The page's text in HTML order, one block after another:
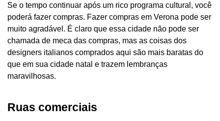
Se o tempo continuar após um rico programa cultural, você
poderá fazer compras. Fazer compras em Verona pode ser
muito agradável. É claro que essa cidade não pode ser
chamada de meca das compras, mas as coisas dos
designers italianos comprados aqui são mais baratas do
que em sua cidade natal e trazem lembranças
maravilhosas.
Ruas comerciais